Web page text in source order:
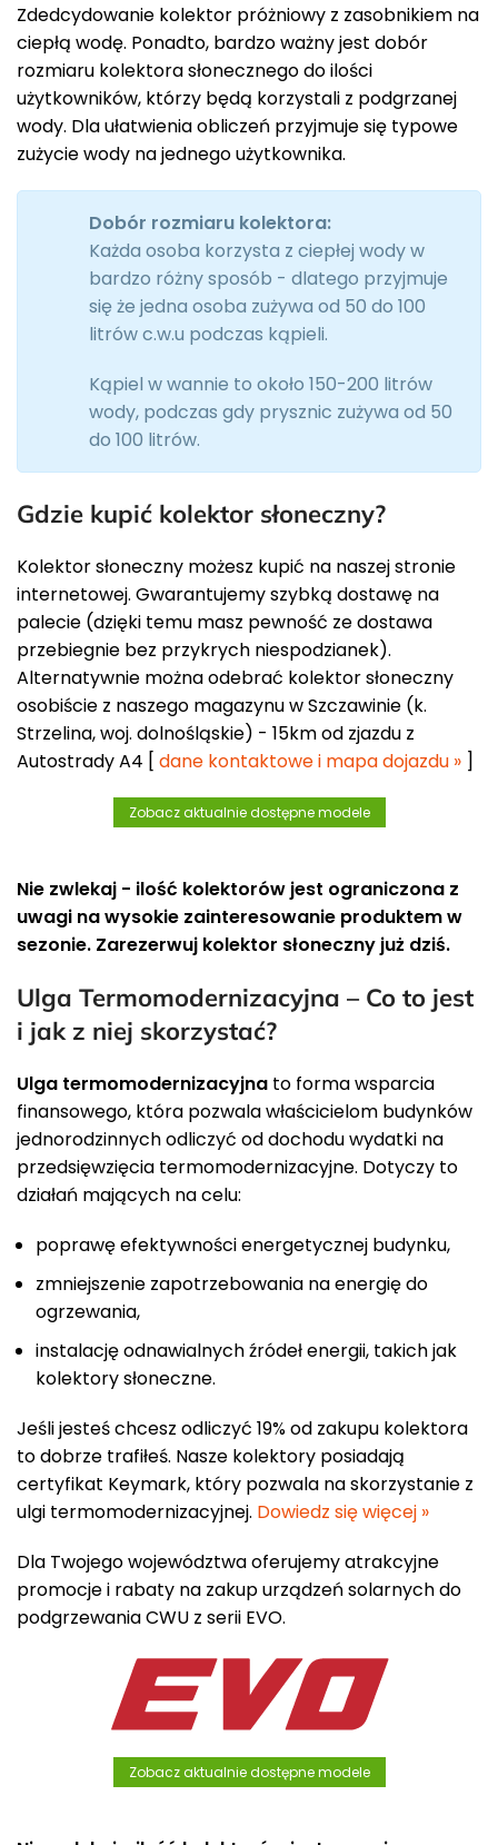
Zdedcydowanie kolektor próżniowy z zasobnikiem na
ciepłą wodę. Ponadto, bardzo ważny jest dobór
rozmiaru kolektora słonecznego do ilości
użytkowników, którzy będą korzystali z podgrzanej
wody. Dla ułatwienia obliczeń przyjmuje się typowe
zużycie wody na jednego użytkownika.
Dobór rozmiaru kolektora:
Każda osoba korzysta z ciepłej wody w
bardzo różny sposób - dlatego przyjmuje
się że jedna osoba zużywa od 50 do 100
litrów c.w.u podczas kąpieli.
Kąpiel w wannie to około 150-200 litrów
wody, podczas gdy prysznic zużywa od 50
do 100 litrów.
Gdzie kupić kolektor słoneczny?
Kolektor słoneczny możesz kupić na naszej stronie
internetowej. Gwarantujemy szybką dostawę na
palecie (dzięki temu masz pewność ze dostawa
przebiegnie bez przykrych niespodzianek).
Alternatywnie można odebrać kolektor słoneczny
osobiście z naszego magazynu w Szczawinie (k.
Strzelina, woj. dolnośląskie) - 15km od zjazdu z
Autostrady A4 [ dane kontaktowe i mapa dojazdu » ]
Zobacz aktualnie dostępne modele
Nie zwlekaj - ilość kolektorów jest ograniczona z
uwagi na wysokie zainteresowanie produktem w
sezonie. Zarezerwuj kolektor słoneczny już dziś.
Ulga Termomodernizacyjna – Co to jest
i jak z niej skorzystać?
Ulga termomodernizacyjna to forma wsparcia
finansowego, która pozwala właścicielom budynków
jednorodzinnych odliczyć od dochodu wydatki na
przedsięwzięcia termomodernizacyjne. Dotyczy to
działań mających na celu:
poprawę efektywności energetycznej budynku,
zmniejszenie zapotrzebowania na energię do
ogrzewania,
instalację odnawialnych źródeł energii, takich jak
kolektory słoneczne.
Jeśli jesteś chcesz odliczyć 19% od zakupu kolektora
to dobrze trafiłeś. Nasze kolektory posiadają
certyfikat Keymark, który pozwala na skorzystanie z
ulgi termomodernizacyjnej. Dowiedz się więcej »
Dla Twojego województwa oferujemy atrakcyjne
promocje i rabaty na zakup urządzeń solarnych do
podgrzewania CWU z serii EVO.
Zobacz aktualnie dostępne modele